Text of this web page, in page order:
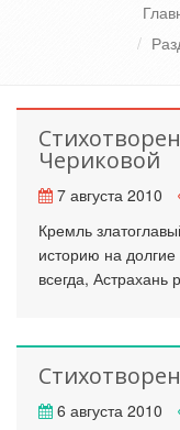
Чериковой
7 августа 2010
Кремль
историю на
всегда,
6 августа 2010